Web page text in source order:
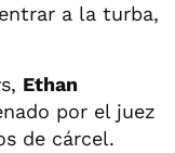
a la turba,
Ethan
por el juez
de cárcel.